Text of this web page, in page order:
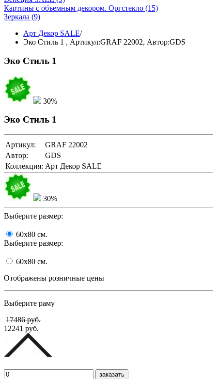
Картины с объемным декором. Оргстекло (15)
Зеркала (9)
Арт Декор SALE/
Эко Стиль 1 , Артикул:GRAF 22002, Автор:GDS
Эко Стиль 1
30%
Эко Стиль 1
Артикул:
GRAF 22002
Автор:
GDS
Коллекция: Арт Декор SALE
30%
Выберите размер:
60x80 cм.
Выберите размер:
60x80 cм.
Отображены розничные цены
Выберите раму
17486 руб.
12241 руб.
заказать